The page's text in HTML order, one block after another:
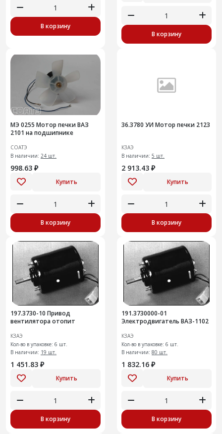
В корзину
В корзину
МЭ 0255 Мотор печки ВАЗ
2101 на подшипнике
СОАТЭ
В наличии: 24 шт.
998.63 ₽
Купить
В корзину
36.3780 УИ Мотор печки 2123
КЗАЭ
В наличии: 5 шт.
2 913.43 ₽
Купить
В корзину
197.3730-10 Привод
вентилятора отопит
КЗАЭ
Кол-во в упаковке: 6 шт.
В наличии: 19 шт.
1 451.83 ₽
Купить
В корзину
191.3730000-01
Электродвигатель ВАЗ-1102
КЗАЭ
Кол-во в упаковке: 6 шт.
В наличии: 80 шт.
1 832.16 ₽
Купить
В корзину